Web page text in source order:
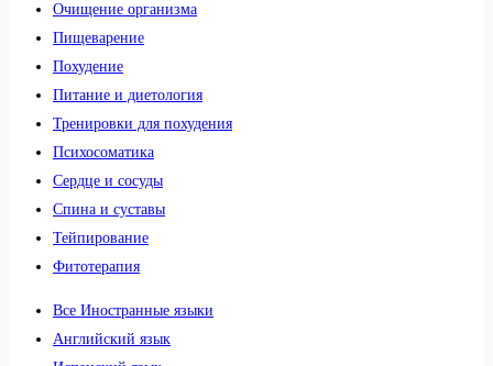
Очищение организма
Пищеварение
Похудение
Питание и диетология
Тренировки для похудения
Психосоматика
Сердце и сосуды
Спина и суставы
Тейпирование
Фитотерапия
Все Иностранные языки
Английский язык